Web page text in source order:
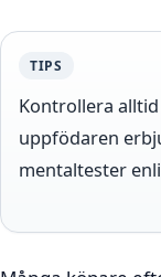
TIPS
Kontrollera
uppfödaren
mentaltester